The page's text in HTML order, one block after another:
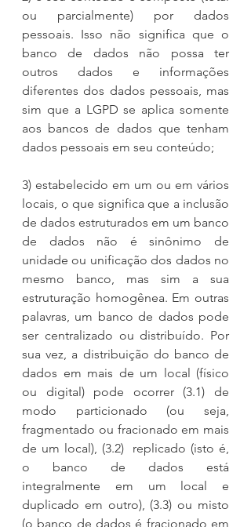
ou parcialmente) por dados
pessoais. Isso não significa que o
banco de dados não possa ter
outros dados e informações
diferentes dos dados pessoais, mas
sim que a LGPD se aplica somente
aos bancos de dados que tenham
dados pessoais em seu conteúdo;
3) estabelecido em um ou em vários
locais, o que significa que a inclusão
de dados estruturados em um banco
de dados não é sinônimo de
unidade ou unificação dos dados no
mesmo banco, mas sim a sua
estruturação homogênea. Em outras
palavras, um banco de dados pode
ser centralizado ou distribuído. Por
sua vez, a distribuição do banco de
dados em mais de um local (físico
ou digital) pode ocorrer (3.1) de
modo particionado (ou seja,
fragmentado ou fracionado em mais
de um local), (3.2)  replicado (isto é,
o banco de dados está
integralmente em um local e
duplicado em outro), (3.3) ou misto
(o banco de dados é fracionado em